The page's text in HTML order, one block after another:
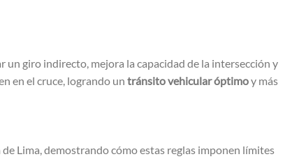
un giro indirecto, mejora la capacidad de la intersección y
en el cruce, logrando un tránsito vehicular óptimoy más